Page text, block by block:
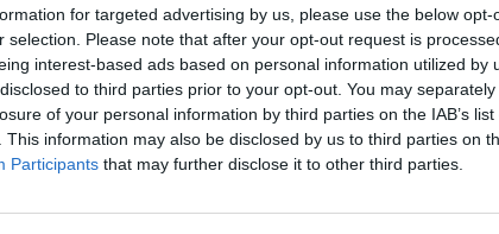
for targeted advertising by us, please use the below opt-
selection. Please note that after your opt-out request is
interest-based ads based on personal information utilized by
to third parties prior to your opt-out. You may
of your personal information by third parties on the IAB’s
This information may also be disclosed by us to third parties on
Participants that may further disclose it to other third parties.